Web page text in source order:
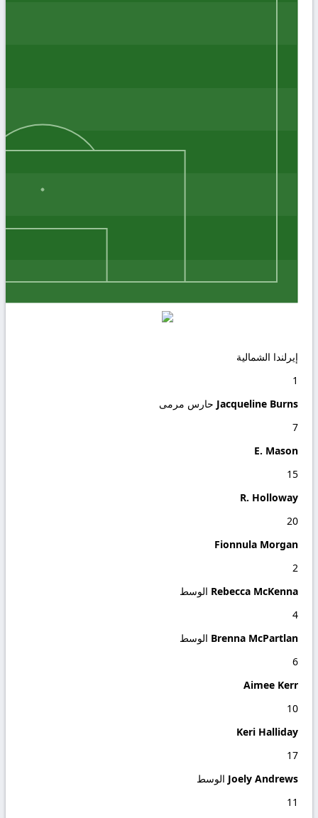
إيرلندا الشمالية
1
Jacqueline Burns حارس مرمى
7
E. Mason
15
R. Holloway
20
Fionnula Morgan
2
Rebecca McKenna الوسط
4
Brenna McPartlan الوسط
6
Aimee Kerr
10
Keri Halliday
17
Joely Andrews الوسط
11